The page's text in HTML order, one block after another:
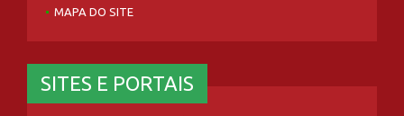
MAPA DO SITE
SITES E PORTAIS